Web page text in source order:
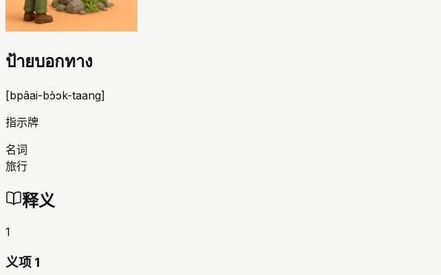
ป้ายบอกทาง
[bpâai-bɔ̀ɔk-taang]
指示牌
名词
旅行
释义
1
义项 1